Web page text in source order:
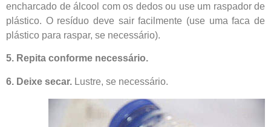
encharcado de álcool com os dedos ou use um raspador de
plástico. O resíduo deve sair facilmente (use uma faca de
plástico para raspar, se necessário).
5. Repita conforme necessário.
6. Deixe secar. Lustre, se necessário.